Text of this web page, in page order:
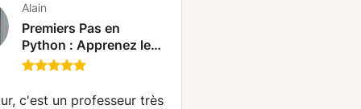
Alain
Premiers Pas en
Python : Apprenez les
Bases Essentielles (La
c'est un professeur très